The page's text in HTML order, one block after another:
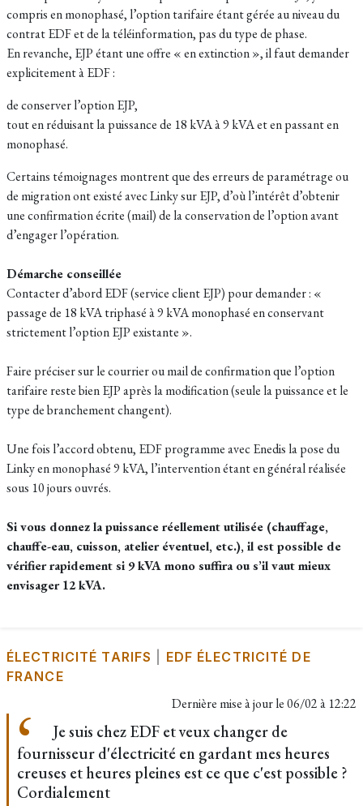
compris en monophasé, l’option tarifaire étant gérée au niveau du
contrat EDF et de la téléinformation, pas du type de phase.​
En revanche, EJP étant une offre « en extinction », il faut demander
explicitement à EDF :
de conserver l’option EJP,
tout en réduisant la puissance de 18 kVA à 9 kVA et en passant en
monophasé.
Certains témoignages montrent que des erreurs de paramétrage ou
de migration ont existé avec Linky sur EJP, d’où l’intérêt d’obtenir
une confirmation écrite (mail) de la conservation de l’option avant
d’engager l’opération.​
Démarche conseillée
Contacter d’abord EDF (service client EJP) pour demander : «
passage de 18 kVA triphasé à 9 kVA monophasé en conservant
strictement l’option EJP existante ».​
Faire préciser sur le courrier ou mail de confirmation que l’option
tarifaire reste bien EJP après la modification (seule la puissance et le
type de branchement changent).​
Une fois l’accord obtenu, EDF programme avec Enedis la pose du
Linky en monophasé 9 kVA, l’intervention étant en général réalisée
sous 10 jours ouvrés.​
Si vous donnez la puissance réellement utilisée (chauffage,
chauffe-eau, cuisson, atelier éventuel, etc.), il est possible de
vérifier rapidement si 9 kVA mono suffira ou s’il vaut mieux
envisager 12 kVA.
ÉLECTRICITÉ TARIFS
EDF ÉLECTRICITÉ DE
FRANCE
Dernière mise à jour le06/02 à 12:22
Je suis chez EDF et veux changer de
fournisseur d'électricité en gardant mes heures
creuses et heures pleines est ce que c'est possible ?
Cordialement